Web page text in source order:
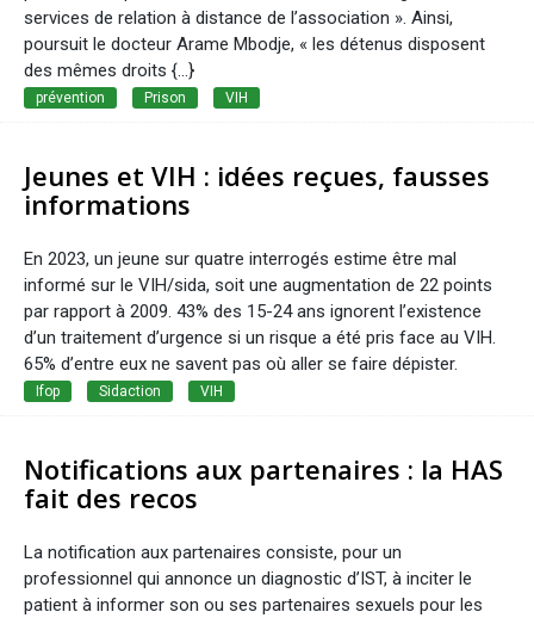
services de relation à distance de l’association ». Ainsi,
poursuit le docteur Arame Mbodje, « les détenus disposent
des mêmes droits {...}
prévention Prison VIH
Jeunes et VIH : idées reçues, fausses
informations
En 2023, un jeune sur quatre interrogés estime être mal
informé sur le VIH/sida, soit une augmentation de 22 points
par rapport à 2009. 43% des 15-24 ans ignorent l’existence
d’un traitement d’urgence si un risque a été pris face au VIH.
65% d’entre eux ne savent pas où aller se faire dépister.
Ifop Sidaction VIH
Notifications aux partenaires : la HAS
fait des recos
La notification aux partenaires consiste, pour un
professionnel qui annonce un diagnostic d’IST, à inciter le
patient à informer son ou ses partenaires sexuels pour les